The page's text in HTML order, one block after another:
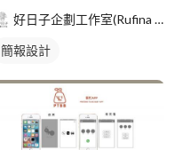
好日子企劃工作室(Rufina Huang)
簡報設計